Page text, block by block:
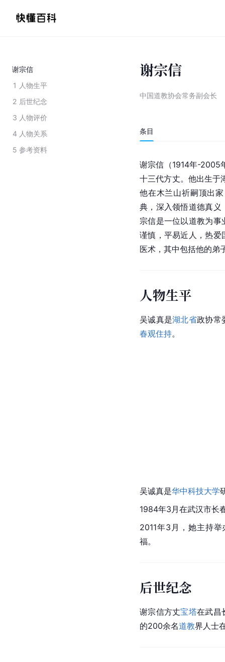
谢宗信
1 人物生平
2 后世纪念
3 人物评价
4 人物关系
5 参考资料
谢宗信
中国道教协会常务副会长
条目
谢宗信（1914年-2005
十三代方丈。他出生于
他在木兰山祈嗣顶出家
典，深入领悟道德真义
宗信是一位以道教为
谨慎，平易近人，热爱
医术，其中包括他的弟
人物生平
吴诚真是湖北省政协常
春观住持。
吴诚真是华中科技大学
1984年3月在武汉市长
2011年3月，她主持
福。
后世纪念
谢宗信方丈宝塔在武昌
的200余名道教界人士